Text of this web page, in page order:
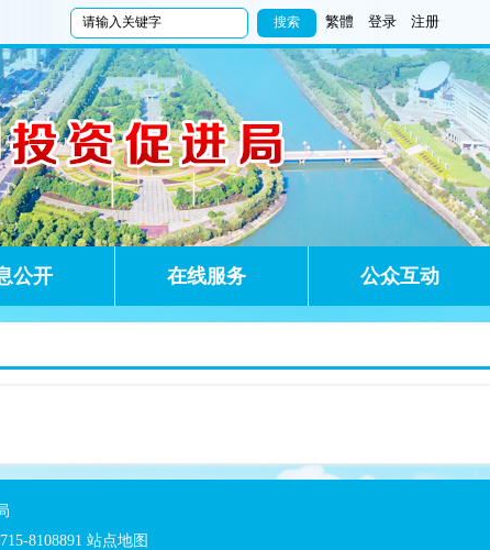
繁體 登录 注册
公开 在线服务 公众互动
8108891 站点地图